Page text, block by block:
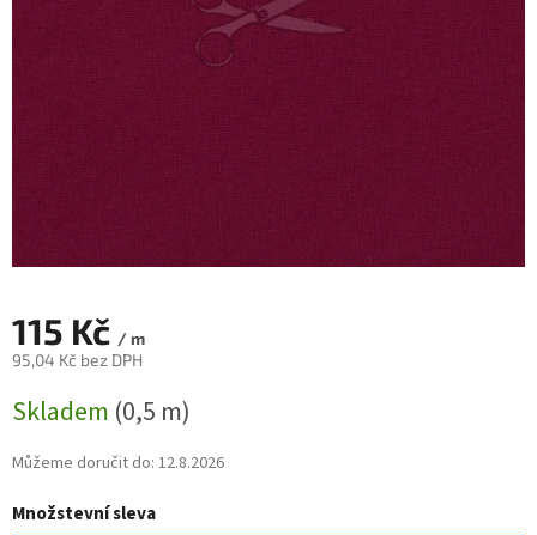
115 Kč / m
95,04 Kč bez DPH
cena:
Skladem (0,5 m)
Můžeme doručit do: 12.8.2026
Množstevní sleva